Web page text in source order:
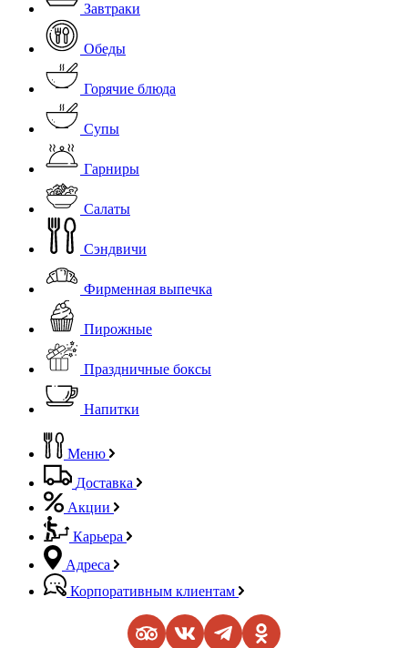
Завтраки
Обеды
Горячие блюда
Супы
Гарниры
Салаты
Сэндвичи
Фирменная выпечка
Пирожные
Праздничные боксы
Напитки
Меню
Доставка
Акции
Карьера
Адреса
Корпоративным клиентам